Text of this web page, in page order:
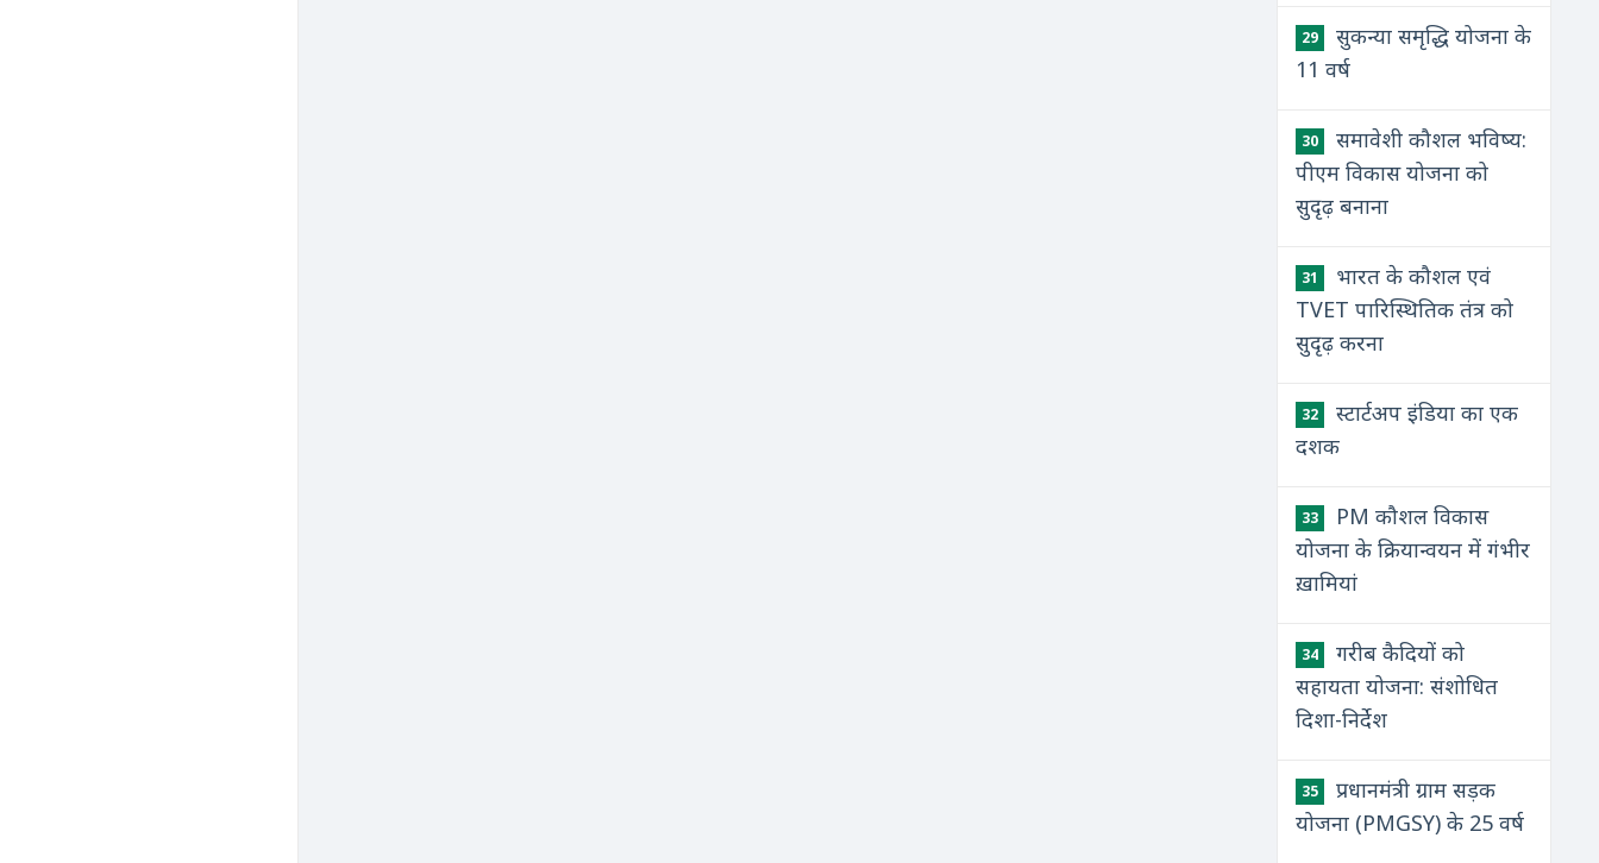
29
सुकन्या समृद्धि योजना के
11 वर्ष
30
समावेशी कौशल भविष्य:
पीएम विकास योजना को
सुदृढ़ बनाना
31
भारत के कौशल एवं
TVET पारिस्थितिक तंत्र को
सुदृढ़ करना
32
स्टार्टअप इंडिया का एक
दशक
33
PM कौशल विकास
योजना के क्रियान्वयन में गंभीर
ख़ामियां
34
गरीब कैदियों को
सहायता योजना: संशोधित
दिशा-निर्देश
35
प्रधानमंत्री ग्राम सड़क
योजना (PMGSY) के 25 वर्ष